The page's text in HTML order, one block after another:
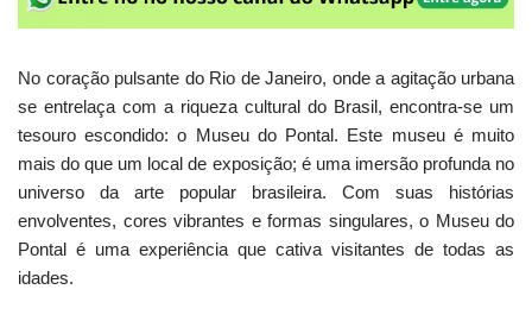
No coração pulsante do Rio de Janeiro, onde a agitação urbana
se entrelaça com a riqueza cultural do Brasil, encontra-se um
tesouro escondido: o Museu do Pontal. Este museu é muito
mais do que um local de exposição; é uma imersão profunda no
universo da arte popular brasileira. Com suas histórias
envolventes, cores vibrantes e formas singulares, o Museu do
Pontal é uma experiência que cativa visitantes de todas as
idades.